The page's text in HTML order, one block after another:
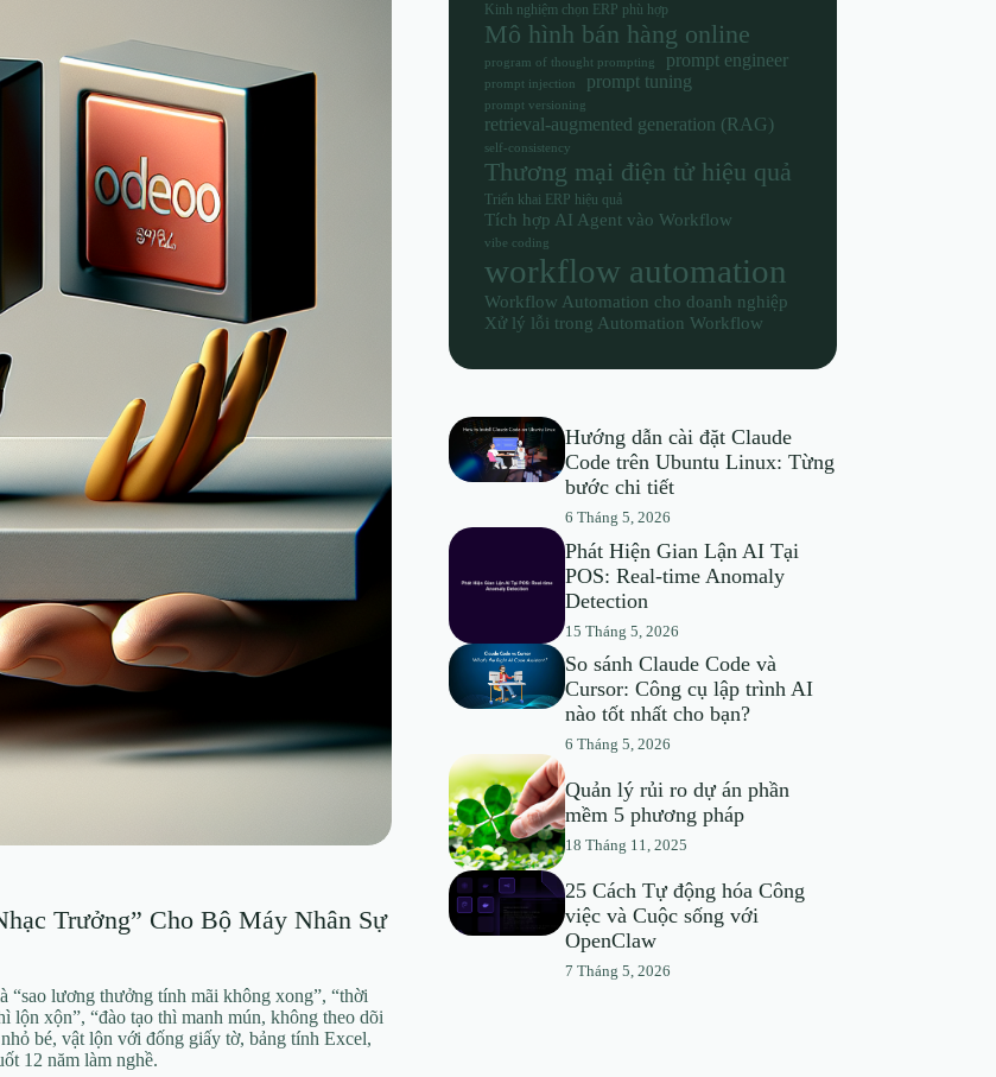
Trưởng” Cho Bộ Máy Nhân Sự
“sao lương thưởng tính mãi không xong”, “thời
lộn xộn”, “đào tạo thì manh mún, không theo dõi
bé, vật lộn với đống giấy tờ, bảng tính Excel,
12 năm làm nghề.
Kinh nghiệm chọn ERP phù hợp
Mô hình bán hàng online
program of thought prompting prompt engineer
prompt injection prompt tuning
prompt versioning
retrieval-augmented generation (RAG)
self-consistency
Thương mại điện tử hiệu quả
Triển khai ERP hiệu quả
Tích hợp AI Agent vào Workflow
vibe coding
workflow automation
Workflow Automation cho doanh nghiệp
Xử lý lỗi trong Automation Workflow
Hướng dẫn cài đặt Claude
Code trên Ubuntu Linux: Từng
bước chi tiết
6 Tháng 5, 2026
Phát Hiện Gian Lận AI Tại
POS: Real-time Anomaly
Detection
15 Tháng 5, 2026
So sánh Claude Code và
Cursor: Công cụ lập trình AI
nào tốt nhất cho bạn?
6 Tháng 5, 2026
Quản lý rủi ro dự án phần
mềm 5 phương pháp
18 Tháng 11, 2025
25 Cách Tự động hóa Công
việc và Cuộc sống với
OpenClaw
7 Tháng 5, 2026